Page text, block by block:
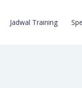
Jadwal Training